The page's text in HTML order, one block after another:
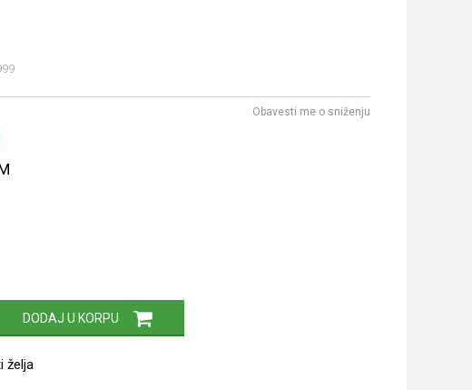
Obavesti me o sniženju
DODAJ U KORPU
želja